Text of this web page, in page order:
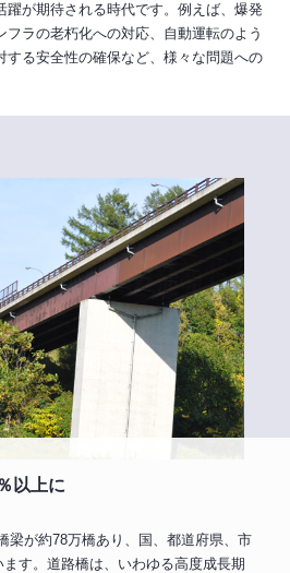
躍が期待される時代です。例えば、爆発
フラの老朽化への対応、自動運転のよう
する安全性の確保など、様々な問題への
以上に
梁が約78万橋あり、国、都道府県、市
す。道路橋は、いわゆる高度成長期